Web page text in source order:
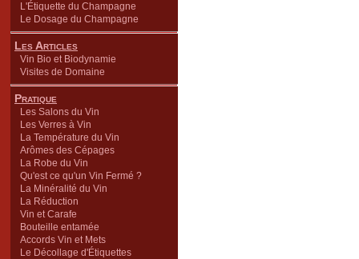
L'Étiquette du Champagne
Le Dosage du Champagne
Les Articles
Vin Bio et Biodynamie
Visites de Domaine
Pratique
Les Salons du Vin
Les Verres à Vin
La Température du Vin
Arômes des Cépages
La Robe du Vin
Qu'est ce qu'un Vin Fermé ?
La Minéralité du Vin
La Réduction
Vin et Carafe
Bouteille entamée
Accords Vin et Mets
Le Décollage d'Étiquettes